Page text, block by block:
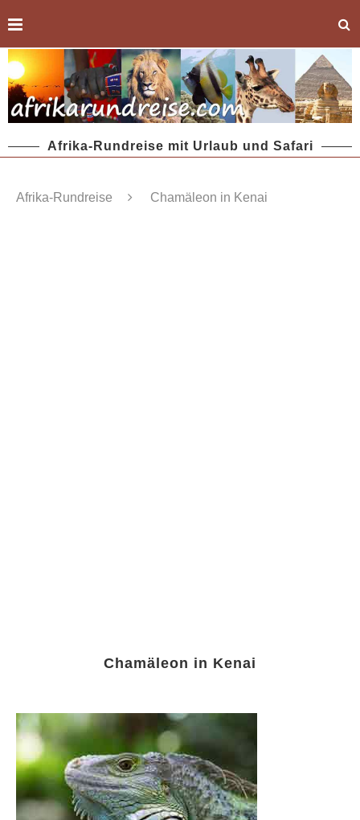
Afrika-Rundreise mit Urlaub und Safari
Afrika-Rundreise Chamäleon in Kenai
Chamäleon in Kenai